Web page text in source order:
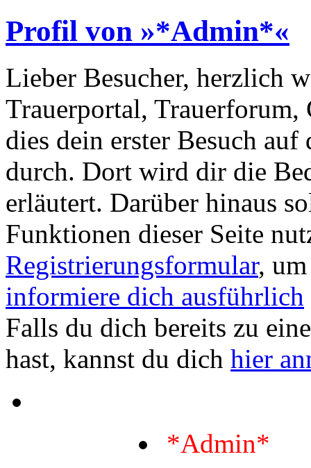
Profil von »*Admin*«
Lieber Besucher, herzlich
Trauerportal, Trauerforum,
dies dein erster Besuch
durch. Dort wird dir die
erläutert. Darüber hinaus
Funktionen dieser Seite
Registrierungsformular,
informiere dich ausführlich
Falls du dich bereits zu
hast, kannst du dich hier
*Admin*